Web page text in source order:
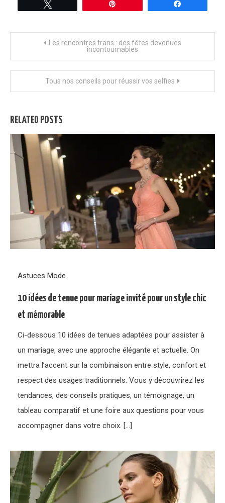
Navigation
de
l’article
Les rencontres trans : des fêtes devenues
incontournables
Tous nos conseils pour réussir vos selfies
RELATED POSTS
Astuces Mode
10 idées de tenue pour mariage invité pour un style chic
et mémorable
Ci-dessous 10 idées de tenues adaptées pour assister à
un mariage, avec une approche élégante et actuelle. On
mettra l’accent sur la combinaison entre style, confort et
respect des usages traditionnels. Vous y découvrirez les
tendances, des conseils pratiques, un témoignage, un
tableau comparatif et une foire aux questions pour vous
accompagner dans votre choix. […]